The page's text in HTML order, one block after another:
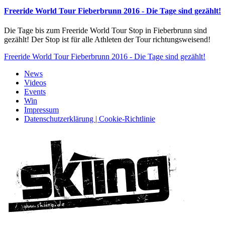
Freeride World Tour Fieberbrunn 2016 - Die Tage sind gezählt!
Die Tage bis zum Freeride World Tour Stop in Fieberbrunn sind
gezählt! Der Stop ist für alle Athleten der Tour richtungsweisend!
Freeride World Tour Fieberbrunn 2016 - Die Tage sind gezählt!
News
Videos
Events
Win
Impressum
Datenschutzerklärung | Cookie-Richtlinie